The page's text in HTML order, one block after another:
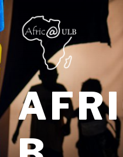
Aller
au
contenu
principal